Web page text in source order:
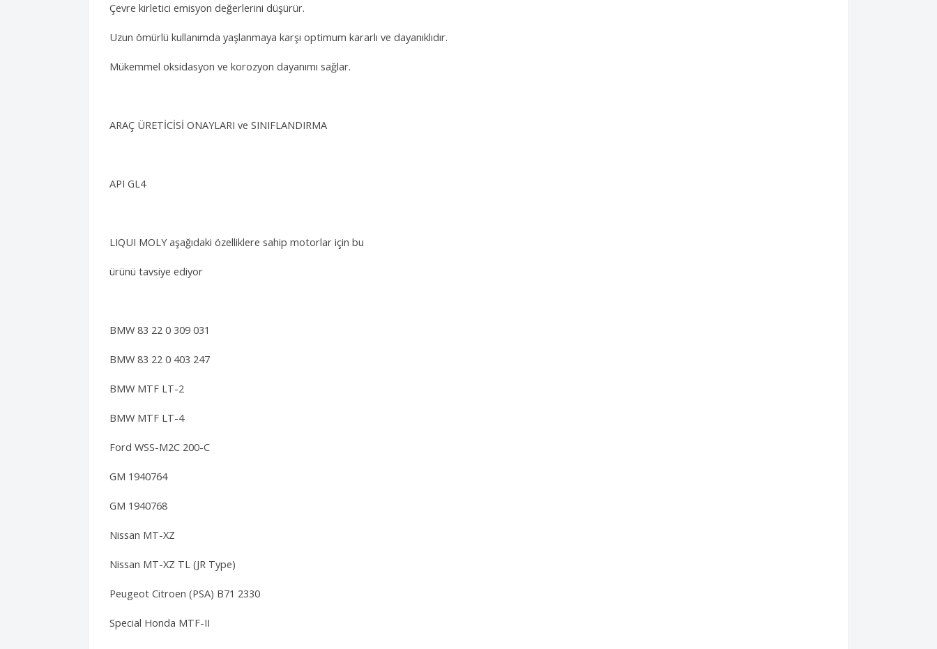
Çevre kirletici emisyon değerlerini düşürür.
Uzun ömürlü kullanımda yaşlanmaya karşı optimum kararlı ve dayanıklıdır.
Mükemmel oksidasyon ve korozyon dayanımı sağlar.
ARAÇ ÜRETİCİSİ ONAYLARI ve SINIFLANDIRMA
API GL4
LIQUI MOLY aşağıdaki özelliklere sahip motorlar için bu
ürünü tavsiye ediyor
BMW 83 22 0 309 031
BMW 83 22 0 403 247
BMW MTF LT-2
BMW MTF LT-4
Ford WSS-M2C 200-C
GM 1940764
GM 1940768
Nissan MT-XZ
Nissan MT-XZ TL (JR Type)
Peugeot Citroen (PSA) B71 2330
Special Honda MTF-II